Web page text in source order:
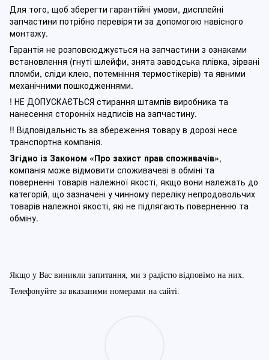
Для того, щоб зберегти гарантійні умови, дисплейні
запчастини потрібно перевіряти за допомогою навісного
монтажу.
Гарантія не розповсюджується на запчастини з ознаками
встановлення (гнуті шлейфи, знята заводська плівка, зірвані
пломби, сліди клею, потемніння термостікерів) та явними
механічними пошкодженнями.
! НЕ ДОПУСКАЄТЬСЯ стирання штампів виробника та
нанесення сторонніх надписів на запчастину.
!! Відповідальність за збереження товару в дорозі несе
транспортна компанія.
Згідно із Законом «Про захист прав споживачів»,
компанія може відмовити споживачеві в обміні та
поверненні товарів належної якості, якщо вони належать до
категорій, що зазначені у чинному переліку непродовольчих
товарів належної якості, які не підлягають поверненню та
обміну.
Якщо у Вас виникли запитання, ми з радістю відповімо на них.
Телефонуйте за вказаними номерами на сайті.